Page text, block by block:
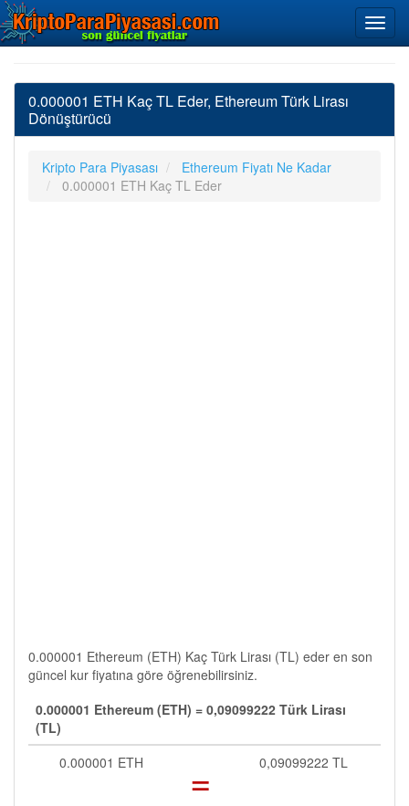
0.000001 ETH Kaç TL Eder, Ethereum Türk Lirası
Dönüştürücü
Kripto Para Piyasası
Ethereum Fiyatı Ne Kadar
0.000001 ETH Kaç TL Eder
0.000001 Ethereum (ETH) Kaç Türk Lirası (TL) eder en son
güncel kur fiyatına göre öğrenebilirsiniz.
0.000001 Ethereum (ETH) = 0,09099222 Türk Lirası
(TL)
0.000001 ETH
= 0,09099222 TL